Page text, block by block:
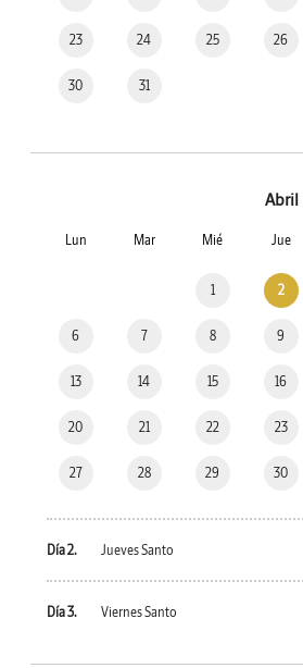
23 24 25 26
30 31
Abril
Lun Mar Mié Jue
1 2
6 7 8 9
13 14 15 16
20 21 22 23
27 28 29 30
Día 2. Jueves Santo
Día 3. Viernes Santo